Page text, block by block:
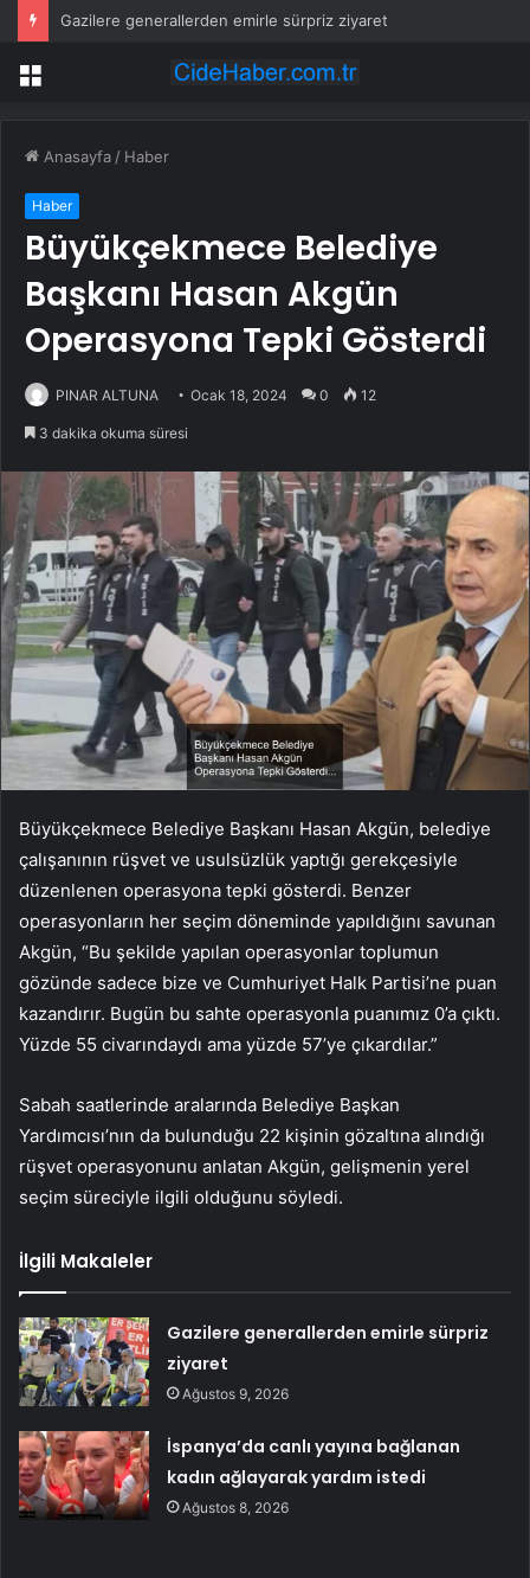
Gazilere generallerden emirle sürpriz ziyaret
Menü
Anasayfa / Haber
Haber
Büyükçekmece Belediye
Başkanı Hasan Akgün
Operasyona Tepki Gösterdi
PINAR ALTUNA Ocak 18, 2024 0 12
3 dakika okuma süresi
Büyükçekmece Belediye Başkanı Hasan Akgün, belediye
çalışanının rüşvet ve usulsüzlük yaptığı gerekçesiyle
düzenlenen operasyona tepki gösterdi. Benzer
operasyonların her seçim döneminde yapıldığını savunan
Akgün, “Bu şekilde yapılan operasyonlar toplumun
gözünde sadece bize ve Cumhuriyet Halk Partisi’ne puan
kazandırır. Bugün bu sahte operasyonla puanımız 0’a çıktı.
Yüzde 55 civarındaydı ama yüzde 57’ye çıkardılar.”
Sabah saatlerinde aralarında Belediye Başkan
Yardımcısı’nın da bulunduğu 22 kişinin gözaltına alındığı
rüşvet operasyonunu anlatan Akgün, gelişmenin yerel
seçim süreciyle ilgili olduğunu söyledi.
İlgili Makaleler
Gazilere generallerden emirle sürpriz
ziyaret
Ağustos 9, 2026
İspanya’da canlı yayına bağlanan
kadın ağlayarak yardım istedi
Ağustos 8, 2026